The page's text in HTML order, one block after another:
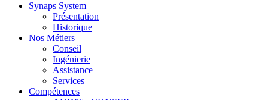
Synaps System
Présentation
Historique
Nos Métiers
Conseil
Ingénierie
Assistance
Services
Compétences